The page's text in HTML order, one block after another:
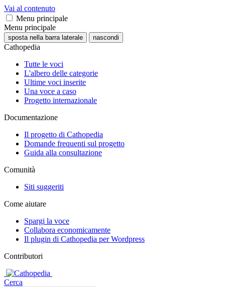
Vai al contenuto
Menu principale
Menu principale
sposta nella barra laterale nascondi
Cathopedia
Tutte le voci
L'albero delle categorie
Ultime voci inserite
Una voce a caso
Progetto internazionale
Documentazione
Il progetto di Cathopedia
Domande frequenti sul progetto
Guida alla consultazione
Comunità
Siti suggeriti
Come aiutare
Spargi la voce
Collabora economicamente
Il plugin di Cathopedia per Wordpress
Contributori
Cerca